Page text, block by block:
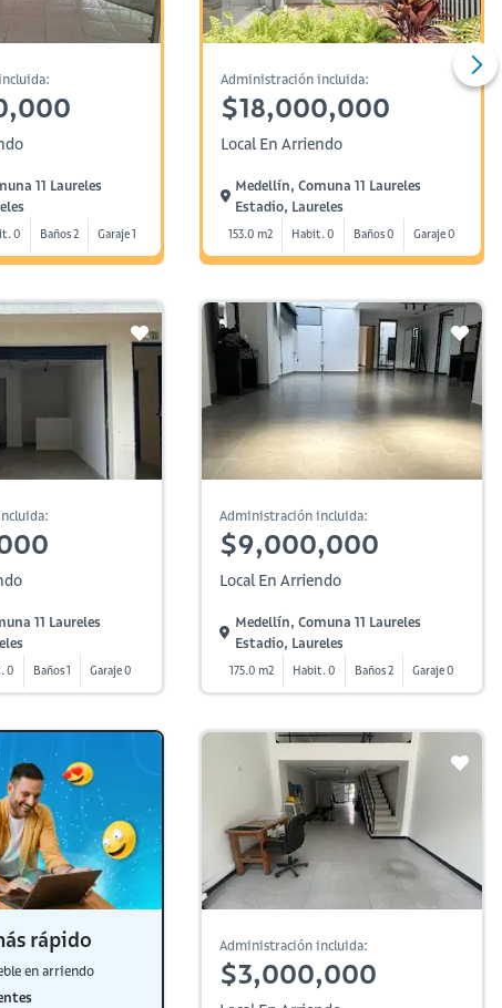
11 Laureles
0 Baños 2 Garaje 1
Administración incluida:
$18,000,000
Local En Arriendo
Medellín, Comuna 11 Laureles
Estadio, Laureles
153.0 m2 Habit. 0 Baños 0 Garaje 0
11 Laureles
0 Baños 1 Garaje 0
Administración incluida:
$9,000,000
Local En Arriendo
Medellín, Comuna 11 Laureles
Estadio, Laureles
175.0 m2 Habit. 0 Baños 2 Garaje 0
rápido
en arriendo
Administración incluida:
$3,000,000